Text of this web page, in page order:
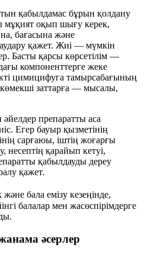
қабылдамас бұрын қолдану
мұқият оқып шығу керек,
бағасына және
аудару қажет. Жиі — мүмкін
Басты қарсы көрсетілім —
компоненттерге жеке
цимицифуга тамырсабағының
заттарға — мысалы,
препаратты аса
Егер бауыр қызметінің
сарғаюы, іштің жоғарғы
қарайып кетуі,
қабылдауды дереу
қажет.
және бала емізу кезеңінде,
балалар мен жасөспірімдерге
әсерлер